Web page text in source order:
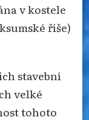
v kostele
říše)
stavební
velké
tohoto